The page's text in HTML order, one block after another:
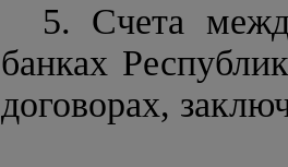
5. Счета
банках
договорах,